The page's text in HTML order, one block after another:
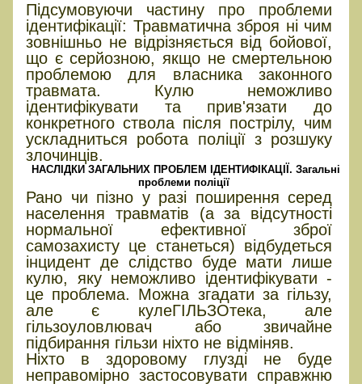
Підсумовуючи частину про проблеми
ідентифікації: Травматична зброя ні чим
зовнішньо не відрізняється від бойової,
що є серйозною, якщо не смертельною
проблемою для власника законного
травмата. Кулю неможливо
ідентифікувати та прив'язати до
конкретного ствола після пострілу, чим
ускладниться робота поліції з розшуку
злочинців.
НАСЛІДКИ ЗАГАЛЬНИХ ПРОБЛЕМ ІДЕНТИФІКАЦІЇ. Загальні
проблеми поліції
Рано чи пізно у разі поширення серед
населення травматів (а за відсутності
нормальної ефективної зброї
самозахисту це станеться) відбудеться
інцидент де слідство буде мати лише
кулю, яку неможливо ідентифікувати -
це проблема. Можна згадати за гільзу,
але є кулеГІЛЬЗОтека, але
гільзоуловлювач або звичайне
підбирання гільзи ніхто не відміняв.
Ніхто в здоровому глузді не буде
неправомірно застосовувати справжню